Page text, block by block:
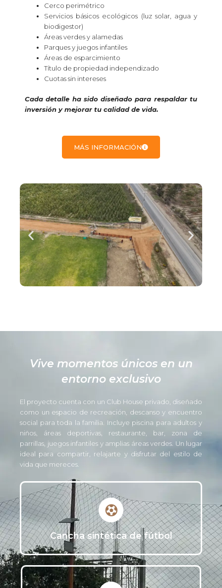
Cerco perimétrico
Servicios básicos ecológicos (luz solar, agua y
biodigestor)
Áreas verdes y alamedas
Parques y juegos infantiles
Áreas de esparcimiento
Título de propiedad independizado
Cuotas sin intereses
Cada detalle ha sido diseñado para respaldar tu
inversión y mejorar tu calidad de vida.
MÁS INFORMACIÓN
Vive momentos únicos en un
entorno exclusivo
El proyecto cuenta con un Club House privado, diseñado
como un espacio de recreación, descanso y encuentro
social para toda la familia. Incluye piscina para adultos y
niños, áreas deportivas, restaurante, bar, zona de
parrillas, juegos infantiles y amplias áreas verdes. Un lugar
ideal para compartir, relajarte y disfrutar del estilo de
vida que mereces.
Cancha sintética de fútbol